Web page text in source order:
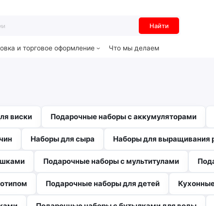
Найти
и торговое оформление Что мы делаем
виски Подарочные наборы с аккумуляторами
Наборы для сыра Наборы для выращивания
Подарочные наборы с мультитулами
Подарочные наборы для детей